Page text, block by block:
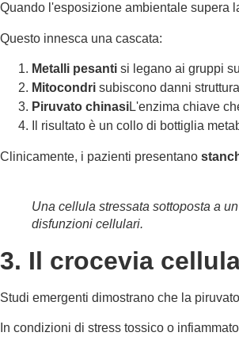
Quando l'esposizione ambientale supera
Questo innesca una cascata:
Metalli pesanti si legano ai gruppi
Mitocondri subiscono danni
Piruvato chinasiL'enzima chiave
Il risultato è un collo di bottiglia
Clinicamente, i pazienti presentano
Una cellula stressata sottoposta a
disfunzioni cellulari.
3. Il crocevia
Studi emergenti dimostrano che la
In condizioni di stress tossico o